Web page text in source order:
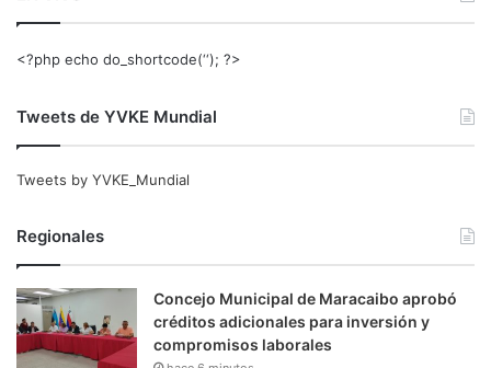
<?php echo do_shortcode(‘‘); ?>
Tweets de YVKE Mundial
Tweets by YVKE_Mundial
Regionales
Concejo Municipal de Maracaibo aprobó
créditos adicionales para inversión y
compromisos laborales